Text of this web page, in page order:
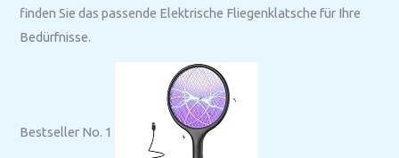
finden Sie das passende Elektrische Fliegenklatsche für Ihre
Bedürfnisse.
Bestseller No. 1